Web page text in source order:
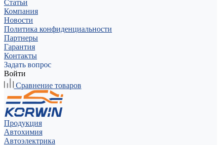
Статьи
Компания
Новости
Политика конфиденциальности
Партнеры
Гарантия
Контакты
Задать вопрос
Войти
Сравнение товаров
Продукция
Автохимия
Автоэлектрика